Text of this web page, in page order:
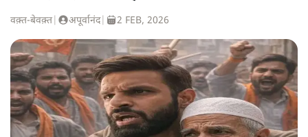
वक़्त-बेवक़्त अपूर्वानंद| 2 FEB, 2026